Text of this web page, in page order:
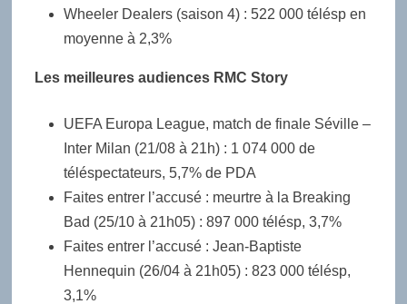
Wheeler Dealers (saison 4) : 522 000 télésp en
moyenne à 2,3%
Les meilleures audiences RMC Story
UEFA Europa League, match de finale Séville –
Inter Milan (21/08 à 21h) : 1 074 000 de
téléspectateurs, 5,7% de PDA
Faites entrer l’accusé : meurtre à la Breaking
Bad (25/10 à 21h05) : 897 000 télésp, 3,7%
Faites entrer l’accusé : Jean-Baptiste
Hennequin (26/04 à 21h05) : 823 000 télésp,
3,1%